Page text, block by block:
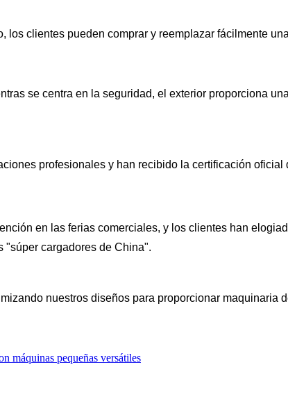
los clientes pueden comprar y reemplazar fácilmente
se centra en la seguridad, el exterior proporciona
profesionales y han recibido la certificación
en las ferias comerciales, y los clientes han
"súper cargadores de China".
nuestros diseños para proporcionar maquinaria
máquinas pequeñas versátiles